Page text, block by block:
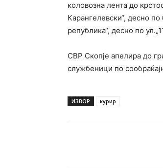
коловозна лента до
Карангелевски“, десно
република“, десно по
СВР Скопје апелира до
службеници по
ИЗВОР курир